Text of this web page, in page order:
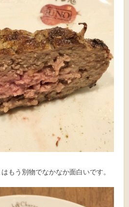
もう別物でなかなか面白いです。